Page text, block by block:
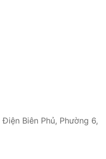
Điện Biên Phủ, Phường 6,